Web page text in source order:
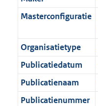
n
f
r
m
a
a
t
e
k
n
d
Masterconfiguratie
Organisatietype
Publicatiedatum
Publicatienaam
Publicatienummer